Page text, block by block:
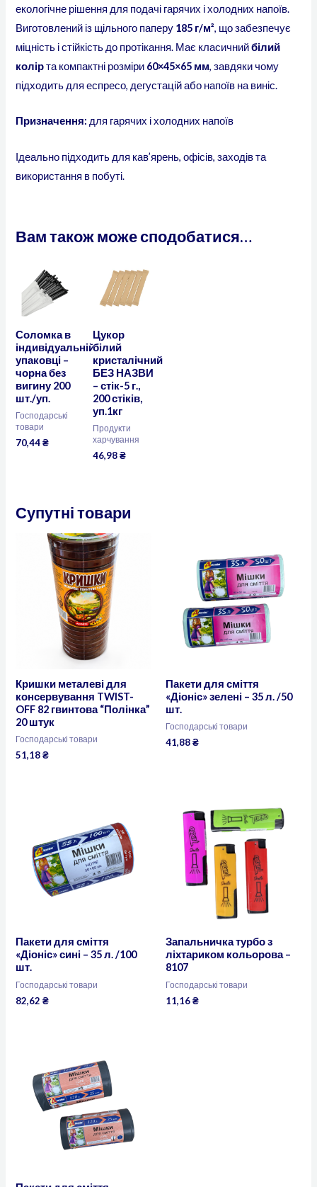
екологічне рішення для подачі гарячих і холодних напоїв.
Виготовлений із щільного паперу 185 г/м², що забезпечує
міцність і стійкість до протікання. Має класичнийбілий
колірта компактні розміри 60×45×65 мм, завдяки чому
підходить для еспресо, дегустацій або напоїв на виніс.
Призначення: для гарячих і холодних напоїв
Ідеально підходить для кав’ярень, офісів, заходів та
використання в побуті.
Вам також може сподобатися…
Соломка в
індивідуальній
упаковці –
чорна без
вигину 200
шт./уп.
Господарські
товари
70,44₴
Цукор
білий
кристалічний
БЕЗ НАЗВИ
– стік-5 г.,
200 стіків,
уп.1кг
Продукти
харчування
46,98₴
Супутні товари
Кришки металеві для
консервування TWIST-
OFF 82 гвинтова “Полінка”
20 штук
Господарські товари
51,18₴
Пакети для сміття
«Діоніс» зелені – 35 л. /50
шт.
Господарські товари
41,88₴
Пакети для сміття
«Діоніс» сині – 35 л. /100
шт.
Господарські товари
82,62₴
Запальничка турбо з
ліхтариком кольорова –
8107
Господарські товари
11,16₴